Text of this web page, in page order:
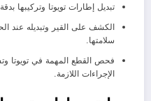
تبديل إطارات تويوتا وتركيبها
الكشف على القير وتبديله عند
سلامتها.
فحص القطع المهمة في تويوتا
الإجراءات اللازمة.